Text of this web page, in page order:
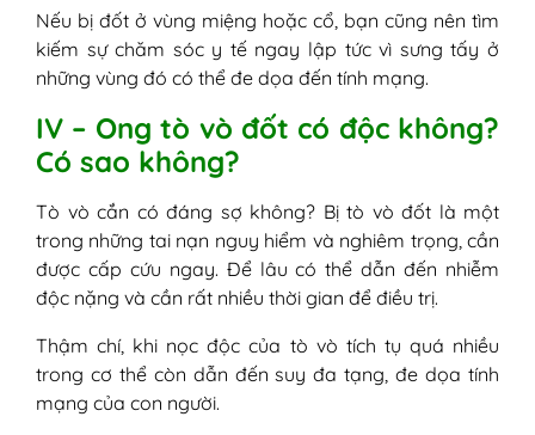
Nếu bị đốt ở vùng miệng hoặc cổ, bạn cũng nên tìm
kiếm sự chăm sóc y tế ngay lập tức vì sưng tấy ở
những vùng đó có thể đe dọa đến tính mạng.
IV – Ong tò vò đốt có độc không?
Có sao không?
Tò vò cắn có đáng sợ không? Bị tò vò đốt là một
trong những tai nạn nguy hiểm và nghiêm trọng, cần
được cấp cứu ngay. Để lâu có thể dẫn đến nhiễm
độc nặng và cần rất nhiều thời gian để điều trị.
Thậm chí, khi nọc độc của tò vò tích tụ quá nhiều
trong cơ thể còn dẫn đến suy đa tạng, đe dọa tính
mạng của con người.